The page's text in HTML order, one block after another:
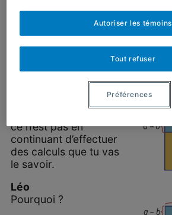
Je me demande si c’est
comment m’en assurer.
ce n’est pas en
continuant d’effectuer
des calculs que tu vas
le savoir.
Léo
Pourquoi ?
Tout refuser
Autoriser les témoins
Préférences